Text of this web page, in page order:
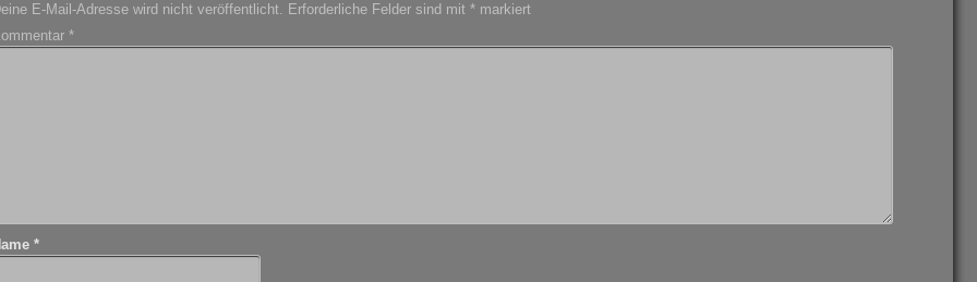
E-Mail-Adresse wird nicht veröffentlicht. Erforderliche Felder sind mit* markiert
*
*